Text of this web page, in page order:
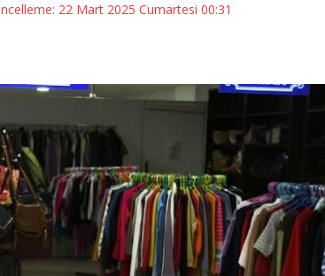
22 Mart 2025 Cumartesi 00:31